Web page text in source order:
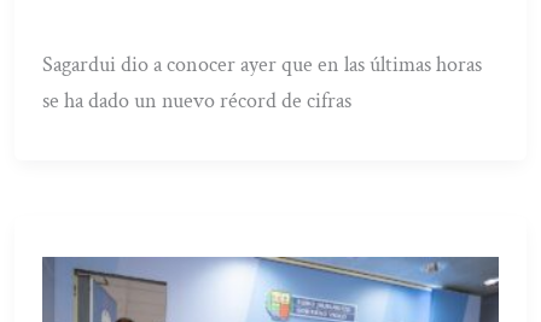
Sagardui dio a conocer ayer que en las últimas horas
se ha dado un nuevo récord de cifras